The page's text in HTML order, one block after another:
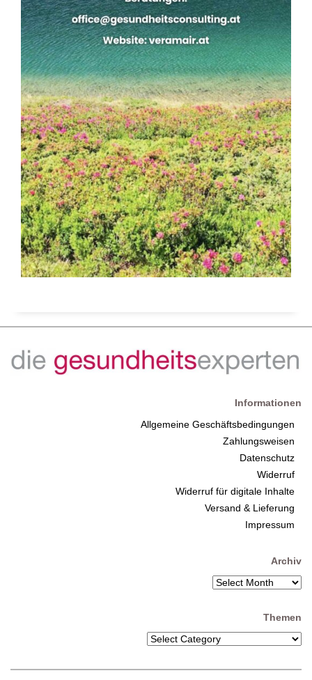
Informationen
Allgemeine Geschäftsbedingungen
Zahlungsweisen
Datenschutz
Widerruf
Widerruf für digitale Inhalte
Versand & Lieferung
Impressum
Archiv
Themen